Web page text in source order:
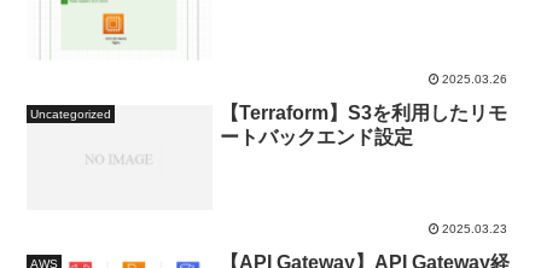
2025.03.26
Uncategorized
【Terraform】S3を利用したリモ
ートバックエンド設定
2025.03.23
AWS
【API Gateway】API Gateway経